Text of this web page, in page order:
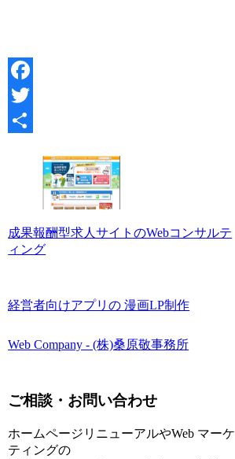
Facebook
Twitter
成果報酬型求人サイトのWebコンサルテ
ィング
経営者向けアプリの 漫画LP制作
Web Company - (株)桑原敬事務所
ご相談・お問い合わせ
ホームページリニューアルやWeb マーケ
ティングの